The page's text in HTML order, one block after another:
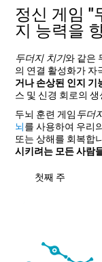
정신 게임 "
지 능력을
두더지 치기와 같은
의 연결 활성화가 자
거나 손상된 인지 기
스 및 신경 회로의
두뇌 훈련 게임 두더
뇌를 사용하여 우리
또는 상해를 회복합
시키려는 모든 사람
첫째 주